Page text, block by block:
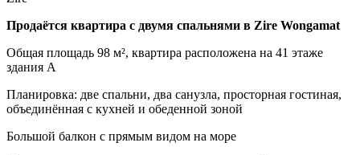
Продаётся квартира с двумя спальнями в Zire Wongamat
Общая площадь 98 м², квартира расположена на 41 этаже
здания А
Планировка: две спальни, два санузла, просторная гостиная,
объединённая с кухней и обеденной зоной
Большой балкон с прямым видом на море